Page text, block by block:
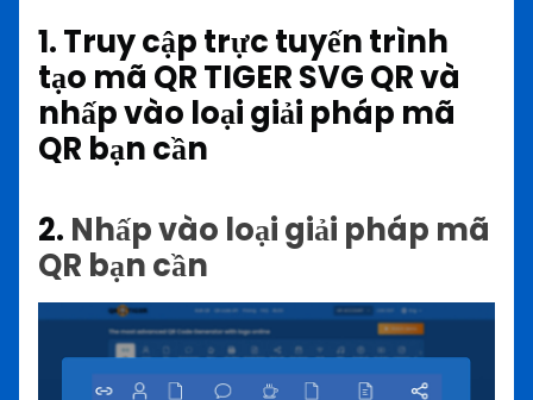
1. Truy cập trực tuyến trình
tạo mã QR TIGER SVG QR và
nhấp vào loại giải pháp mã
QR bạn cần
2. Nhấp vào loại giải pháp mã
QR bạn cần